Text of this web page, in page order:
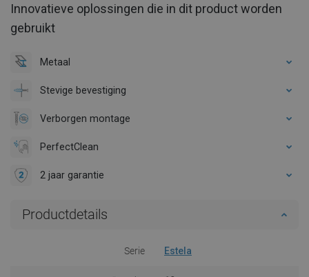
Innovatieve oplossingen die in dit product worden
gebruikt
Metaal
Stevige bevestiging
Verborgen montage
PerfectClean
2 jaar garantie
Productdetails
Serie Estela